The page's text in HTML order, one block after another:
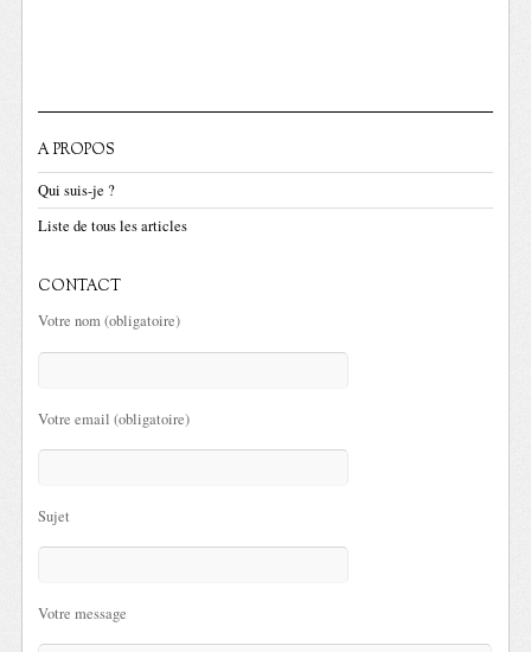
A PROPOS
Qui suis-je ?
Liste de tous les articles
CONTACT
Votre nom (obligatoire)
Votre email (obligatoire)
Sujet
Votre message